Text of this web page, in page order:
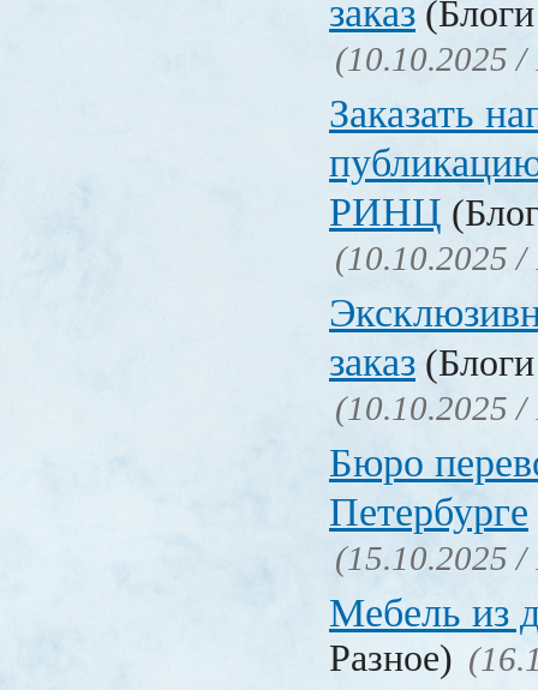
заказ
(10.10.2025 /
Заказать
РИНЦ
(10.10.2025 /
заказ
(10.10.2025 /
Бюро
Петербурге
(15.10.2025 /
Мебель из
Разное)